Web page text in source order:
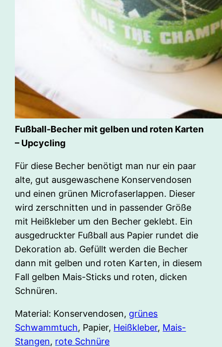
Fußball-Becher mit gelben und roten Karten
– Upcycling
Für diese Becher benötigt man nur ein paar
alte, gut ausgewaschene Konservendosen
und einen grünen Microfaserlappen. Dieser
wird zerschnitten und in passender Größe
mit Heißkleber um den Becher geklebt. Ein
ausgedruckter Fußball aus Papier rundet die
Dekoration ab. Gefüllt werden die Becher
dann mit gelben und roten Karten, in diesem
Fall gelben Mais-Sticks und roten, dicken
Schnüren.
Material: Konservendosen, grünes
Schwammtuch, Papier, Heißkleber, Mais-
Stangen, rote Schnüre